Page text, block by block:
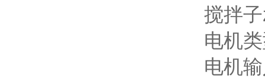
搅拌
电机类
电机